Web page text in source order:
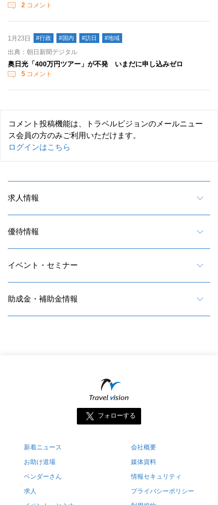
2 コメント
1月23日 #行政 #国内 #訪日 #地域
出典：朝日新聞デジタル
奥日光「400万円ツアー」が不発 いまだに申し込みゼロ
5 コメント
コメント投稿機能は、トラベルビジョンのメールニュー
ス会員の方のみご利用いただけます。
ログインはこちら
求人情報
優待情報
イベント・セミナー
助成金・補助金情報
フォローする
新着ニュース
お助け道場
ベンダーさん
求人
会社概要
媒体資料
情報セキュリティ
プライバシーポリシー